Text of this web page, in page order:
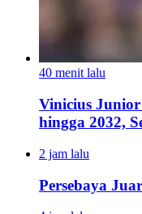
40 menit lalu
Vinicius
hingga 2032,
2 jam lalu
Persebaya